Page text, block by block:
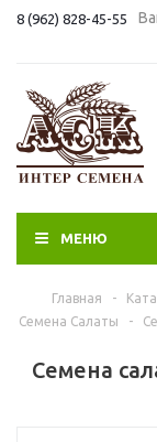
8 (962) 828-45-55
МЕНЮ
Главная -
Семена Салаты
-
Семена